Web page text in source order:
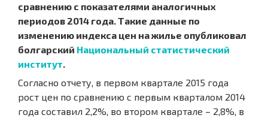
сравнению с показателями аналогичных
периодов 2014 года. Такие данные по
изменению индекса цен на жилье опубликовал
болгарский Национальный статистический
институт.
Согласно отчету, в первом квартале 2015 года
рост цен по сравнению с первым кварталом 2014
года составил 2,2%, во втором квартале – 2,8%, в